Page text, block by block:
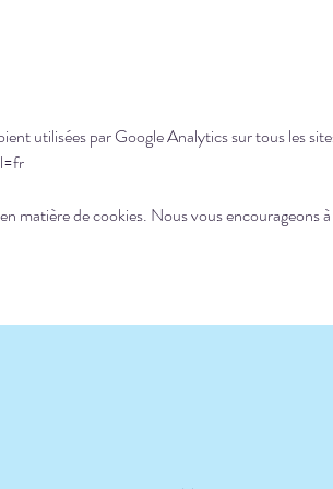
utilisées par Google Analytics sur tous les
matière de cookies. Nous vous encourageons